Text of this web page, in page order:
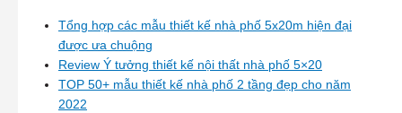
Tổng hợp các mẫu thiết kế nhà phố 5x20m hiện đại
được ưa chuộng
Review Ý tưởng thiết kế nội thất nhà phố 5×20
TOP 50+ mẫu thiết kế nhà phố 2 tầng đẹp cho năm
2022